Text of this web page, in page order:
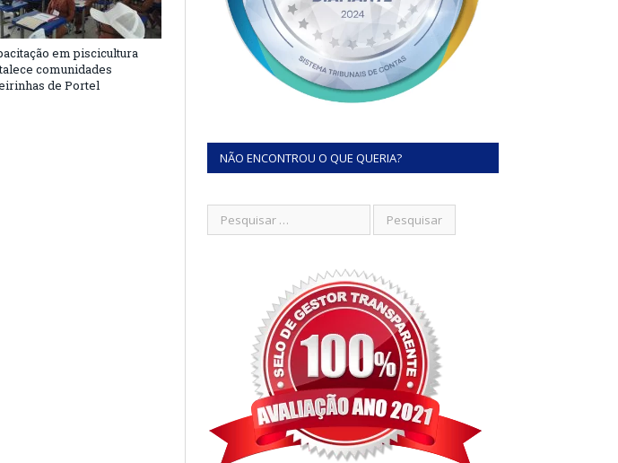
em piscicultura
comunidades
de Portel
NÃO ENCONTROU O QUE QUERIA?